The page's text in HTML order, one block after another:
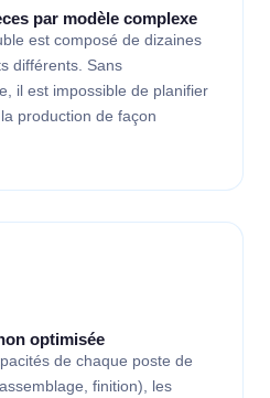
par modèle complexe
est composé de dizaines
différents. Sans
il est impossible de planifier
production de façon
optimisée
de chaque poste de
finition), les